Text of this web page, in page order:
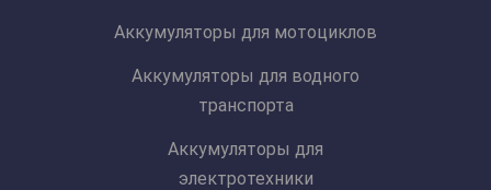
Аккумуляторы для мотоциклов
Аккумуляторы для водного
транспорта
Аккумуляторы для
электротехники